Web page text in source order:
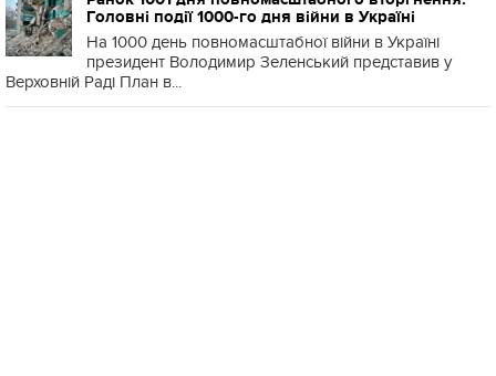
Головні події 1000-го дня війни в Україні
На 1000 день повномасштабної війни в Україні
президент Володимир Зеленський представив у
Верховній Раді План в...